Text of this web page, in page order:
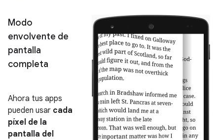
Modo
envolvente de
pantalla
completa
Ahora tus apps
pueden usar cada
píxel de la
pantalla del